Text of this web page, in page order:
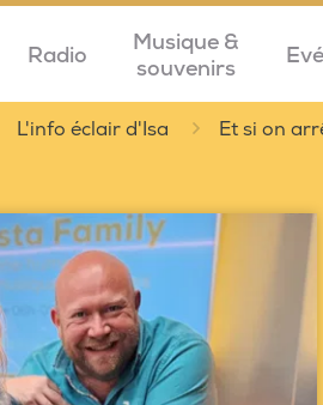
Radio
Musique &
souvenirs
L'info éclair d'Isa Et si on